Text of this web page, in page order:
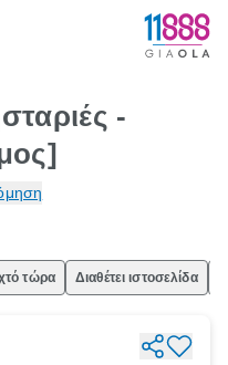
-
τώρα Διαθέτει ιστοσελίδα